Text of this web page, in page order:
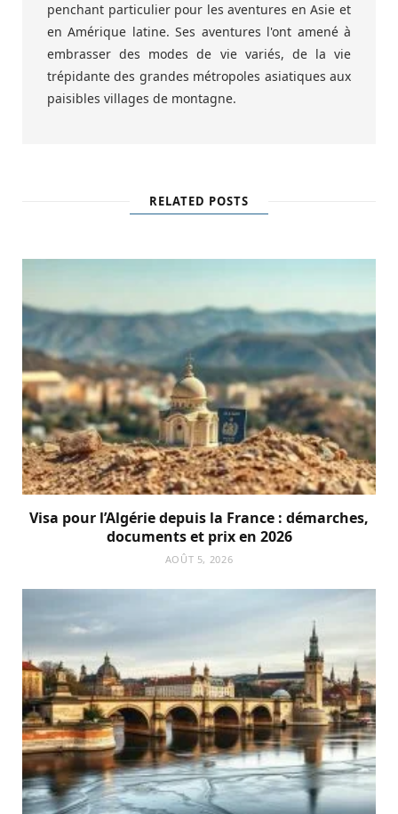
penchant particulier pour les aventures en Asie et
en Amérique latine. Ses aventures l'ont amené à
embrasser des modes de vie variés, de la vie
trépidante des grandes métropoles asiatiques aux
paisibles villages de montagne.
RELATED POSTS
Visa pour l’Algérie depuis la France : démarches,
documents et prix en 2026
AOÛT 5, 2026